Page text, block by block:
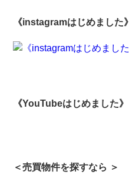
《instagramはじめました》
《YouTubeはじめました》
＜売買物件を探すなら ＞